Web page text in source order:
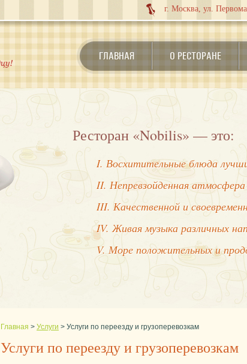
г. Москва, ул.
ГЛАВНАЯ О РЕСТОРАНЕ
Ресторан «Nobilis» — это:
I. Восхитительные блюда
II. Непревзойденная
III. Качественной и
IV. Живая музыка различных
V. Море положительных и
Главная > Услуги > Услуги по переезду и грузоперевозкам
Услуги по переезду и грузоперевозкам